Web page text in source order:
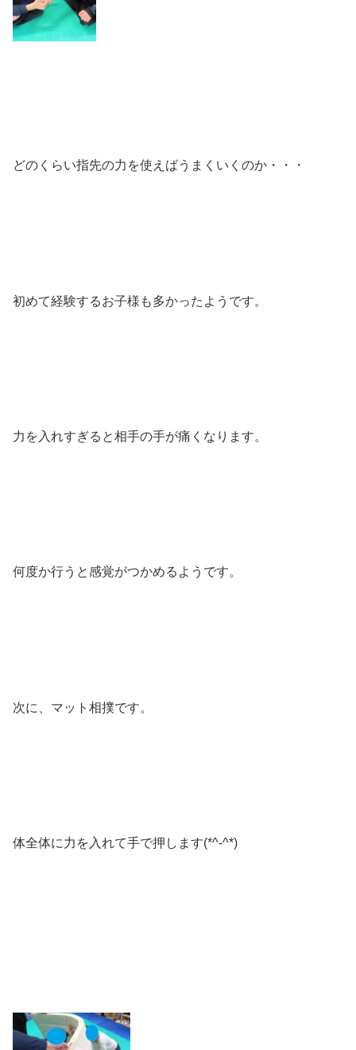
どのくらい指先の力を使えばうまくいくのか・・・
初めて経験するお子様も多かったようです。
力を入れすぎると相手の手が痛くなります。
何度か行うと感覚がつかめるようです。
次に、マット相撲です。
体全体に力を入れて手で押します(*^-^*)